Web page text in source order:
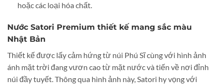
hoặc các loại hóa chất.
Nước Satori Premium thiết kế mang sắc màu
Nhật Bản
Thiết kế được lấy cảm hứng từ núi Phú Sĩ cùng với hình ảnh
ánh mặt trời đang vươn cao từ mặt nước và tiến về nơi đỉnh
núi đầy tuyết. Thông qua hình ảnh này, Satori hy vọng với